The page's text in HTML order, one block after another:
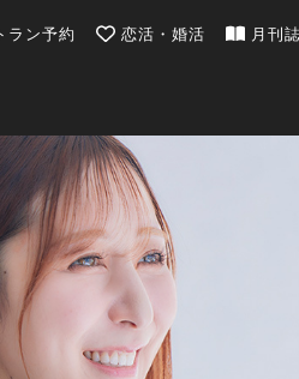
ダー | 最新のグルメ、洗練された
ラン予約 恋活・婚活 月刊誌